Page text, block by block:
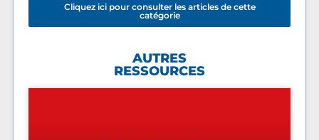
Cliquez ici pour consulter les articles de cette
catégorie
AUTRES
RESSOURCES